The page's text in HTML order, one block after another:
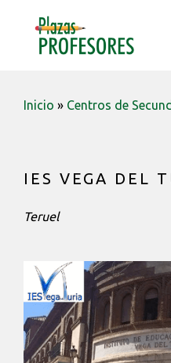
principal
contenido
lateralInicio » Centros de
IES VEGA DEL
Teruel